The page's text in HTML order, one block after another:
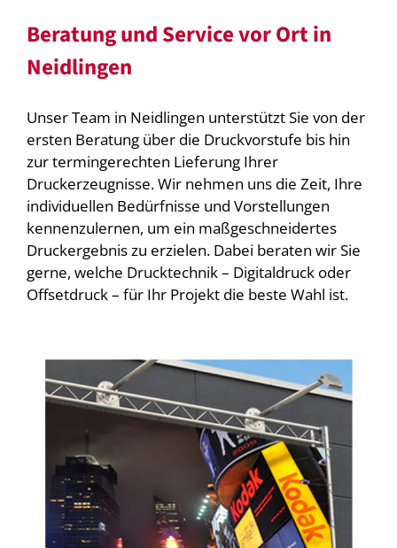
Beratung und Service vor Ort in
Neidlingen
Unser Team in Neidlingen unterstützt Sie von der
ersten Beratung über die Druckvorstufe bis hin
zur termingerechten Lieferung Ihrer
Druckerzeugnisse. Wir nehmen uns die Zeit, Ihre
individuellen Bedürfnisse und Vorstellungen
kennenzulernen, um ein maßgeschneidertes
Druckergebnis zu erzielen. Dabei beraten wir Sie
gerne, welche Drucktechnik – Digitaldruck oder
Offsetdruck – für Ihr Projekt die beste Wahl ist.